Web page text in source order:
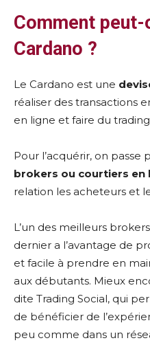
Comment peut-
Cardano ?
Le Cardano est une
réaliser des transactions
en ligne et faire du
Pour l’acquérir, on passe
brokers ou courtiers en
relation les acheteurs et
L’un des meilleurs
dernier a l’avantage de
et facile à prendre en
aux débutants. Mieux
dite Trading Social, qui
de bénéficier de
peu comme dans un